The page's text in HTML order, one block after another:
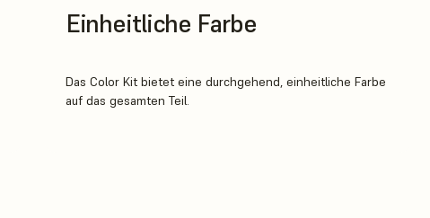
Einheitliche Farbe
Das Color Kit bietet eine durchgehend, einheitliche Farbe
auf das gesamten Teil.